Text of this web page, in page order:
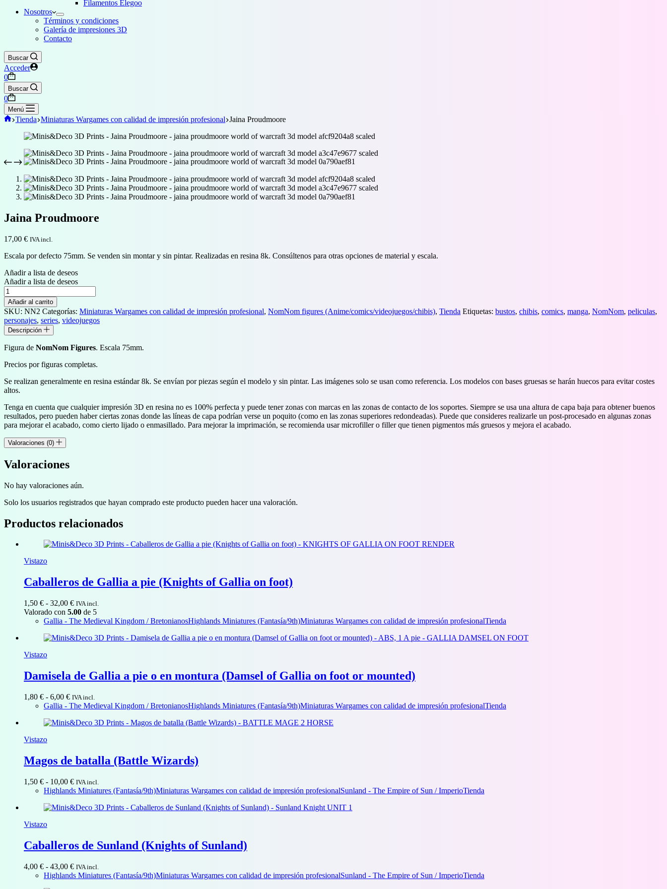
Filamentos Elegoo
Nosotros
Términos y condiciones
Galería de impresiones 3D
Contacto
Buscar
Acceder
Carro
de
compra
0
Buscar
Carro
de
compra
0
Menú
Inicio
Tienda Miniaturas Wargames con calidad de impresión profesional Jaina Proudmoore
Jaina Proudmoore
17,00 € IVA incl.
Escala por defecto 75mm. Se venden sin montar y sin pintar. Realizadas en resina 8k. Consúltenos para otras opciones de material y escala.
Añadir a lista de deseos
Añadir a lista de deseos
Jaina
Proudmoore
cantidad
Añadir al carrito
SKU: NN2 Categorías: Miniaturas Wargames con calidad de impresión profesional, NomNom figures (Anime/comics/videojuegos/chibis), Tienda Etiquetas: bustos, chibis, comics, manga, NomNom, peliculas,
personajes, series, videojuegos
Descripción
Figura de NomNom Figures. Escala 75mm.
Precios por figuras completas.
Se realizan generalmente en resina estándar 8k. Se envían por piezas según el modelo y sin pintar. Las imágenes solo se usan como referencia. Los modelos con bases gruesas se harán huecos para evitar costes
altos.
Tenga en cuenta que cualquier impresión 3D en resina no es 100% perfecta y puede tener zonas con marcas en las zonas de contacto de los soportes. Siempre se usa una altura de capa baja para obtener buenos
resultados, pero pueden haber ciertas zonas donde las líneas de capa podrían verse un poquito (como en las zonas superiores redondeadas). Puede que consideres realizarle un post-procesado en algunas zonas
para mejorar el acabado, como cierto lijado o enmasillado. Para mejorar la imprimación, se recomienda usar microfiller o filler que tienen pigmentos más gruesos y mejora el acabado.
Valoraciones (0)
Valoraciones
No hay valoraciones aún.
Solo los usuarios registrados que hayan comprado este producto pueden hacer una valoración.
Productos relacionados
Vistazo
Caballeros de Gallia a pie (Knights of Gallia on foot)
1,50 € - 32,00 €Rango
de
precios:
1,50 €
IVA incl.
Valorado con 5.00 de 5
Gallia - The Medieval Kingdom / BretonianosHighlands Miniatures (Fantasía/9th)Miniaturas Wargames con calidad de impresión profesionalTienda
Vistazo
Damisela de Gallia a pie o en montura (Damsel of Gallia on foot or mounted)
1,80 € - 6,00 €Rango
de
desde
IVA incl.
Gallia - The Medieval Kingdom / BretonianosHighlands Miniatures (Fantasía/9th)Miniaturas Wargames con calidad de impresión profesionalTienda
Vistazo
Magos de batalla (Battle Wizards)
1,50 € - 10,00 €Rango
de
desde
IVA incl.
Highlands Miniatures (Fantasía/9th)Miniaturas Wargames con calidad de impresión profesionalSunland - The Empire of Sun / ImperioTienda
Vistazo
Caballeros de Sunland (Knights of Sunland)
4,00 € - 43,00 €Rango
de
IVA incl.
Highlands Miniatures (Fantasía/9th)Miniaturas Wargames con calidad de impresión profesionalSunland - The Empire of Sun / ImperioTienda